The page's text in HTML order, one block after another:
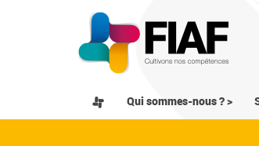
Qui sommes-nous ? >